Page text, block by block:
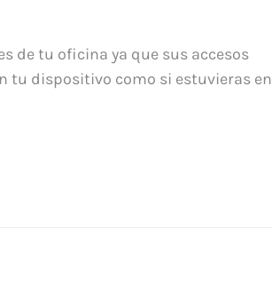
de tu oficina ya que sus accesos
tu dispositivo como si estuvieras en